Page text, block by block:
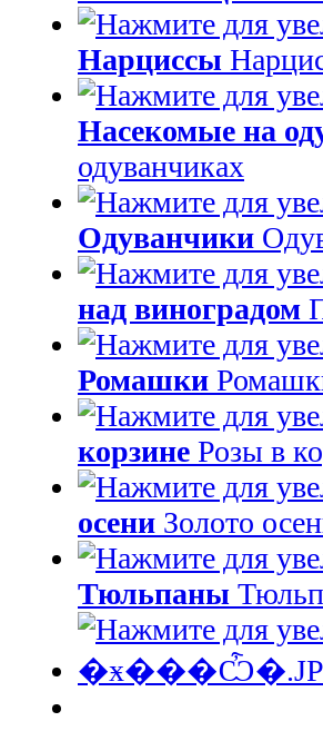
Нарциссы
Насекомые на
одуванчиках
Одуванчики
над виноградом
Ромашки
корзине Розы в
осени Золото
Тюльпаны